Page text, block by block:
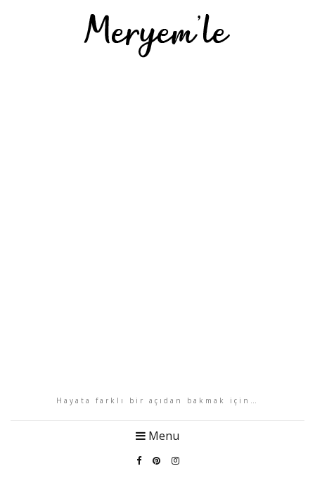
Hayata farklı bir açıdan bakmak için…
Menu